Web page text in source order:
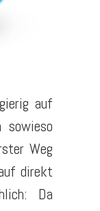
auf
sowieso
Weg
direkt
Da